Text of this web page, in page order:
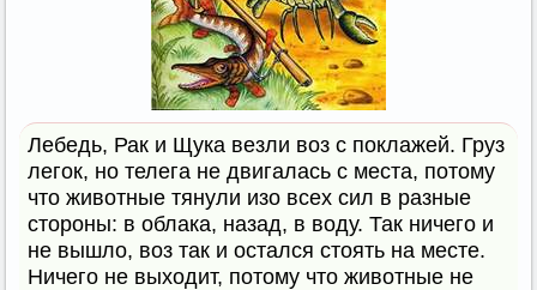
Лебедь, Рак и Щука везли воз с поклажей. Груз
легок, но телега не двигалась с места, потому
что животные тянули изо всех сил в разные
стороны: в облака, назад, в воду. Так ничего и
не вышло, воз так и остался стоять на месте.
Ничего не выходит, потому что животные не